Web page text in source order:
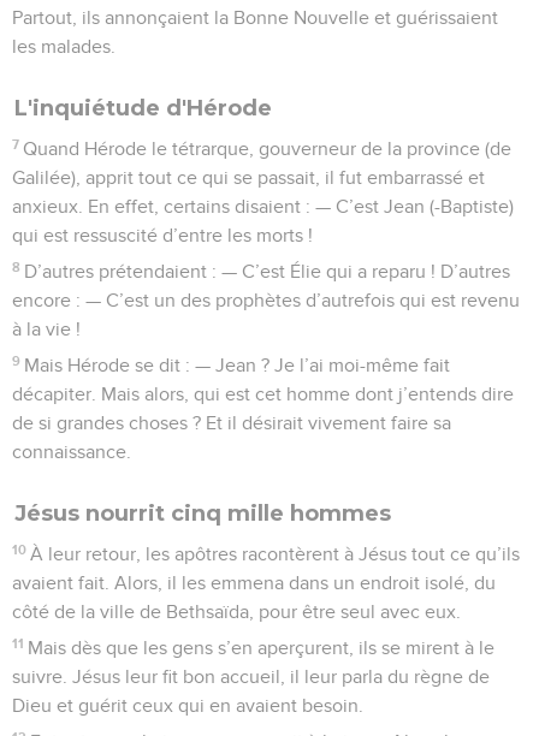
Partout, ils annonçaient la Bonne Nouvelle et guérissaient
les malades.
L'inquiétude d'Hérode
7 Quand Hérode le tétrarque, gouverneur de la province (de
Galilée), apprit tout ce qui se passait, il fut embarrassé et
anxieux. En effet, certains disaient : — C’est Jean (-Baptiste)
qui est ressuscité d’entre les morts !
8 D’autres prétendaient : — C’est Élie qui a reparu ! D’autres
encore : — C’est un des prophètes d’autrefois qui est revenu
à la vie !
9 Mais Hérode se dit : — Jean ? Je l’ai moi-même fait
décapiter. Mais alors, qui est cet homme dont j’entends dire
de si grandes choses ? Et il désirait vivement faire sa
connaissance.
Jésus nourrit cinq mille hommes
10 À leur retour, les apôtres racontèrent à Jésus tout ce qu’ils
avaient fait. Alors, il les emmena dans un endroit isolé, du
côté de la ville de Bethsaïda, pour être seul avec eux.
11 Mais dès que les gens s’en aperçurent, ils se mirent à le
suivre. Jésus leur fit bon accueil, il leur parla du règne de
Dieu et guérit ceux qui en avaient besoin.